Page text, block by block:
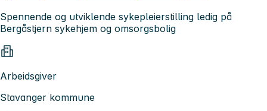
Spennende og utviklende sykepleierstilling ledig på
Bergåstjern sykehjem og omsorgsbolig
Arbeidsgiver
Stavanger kommune